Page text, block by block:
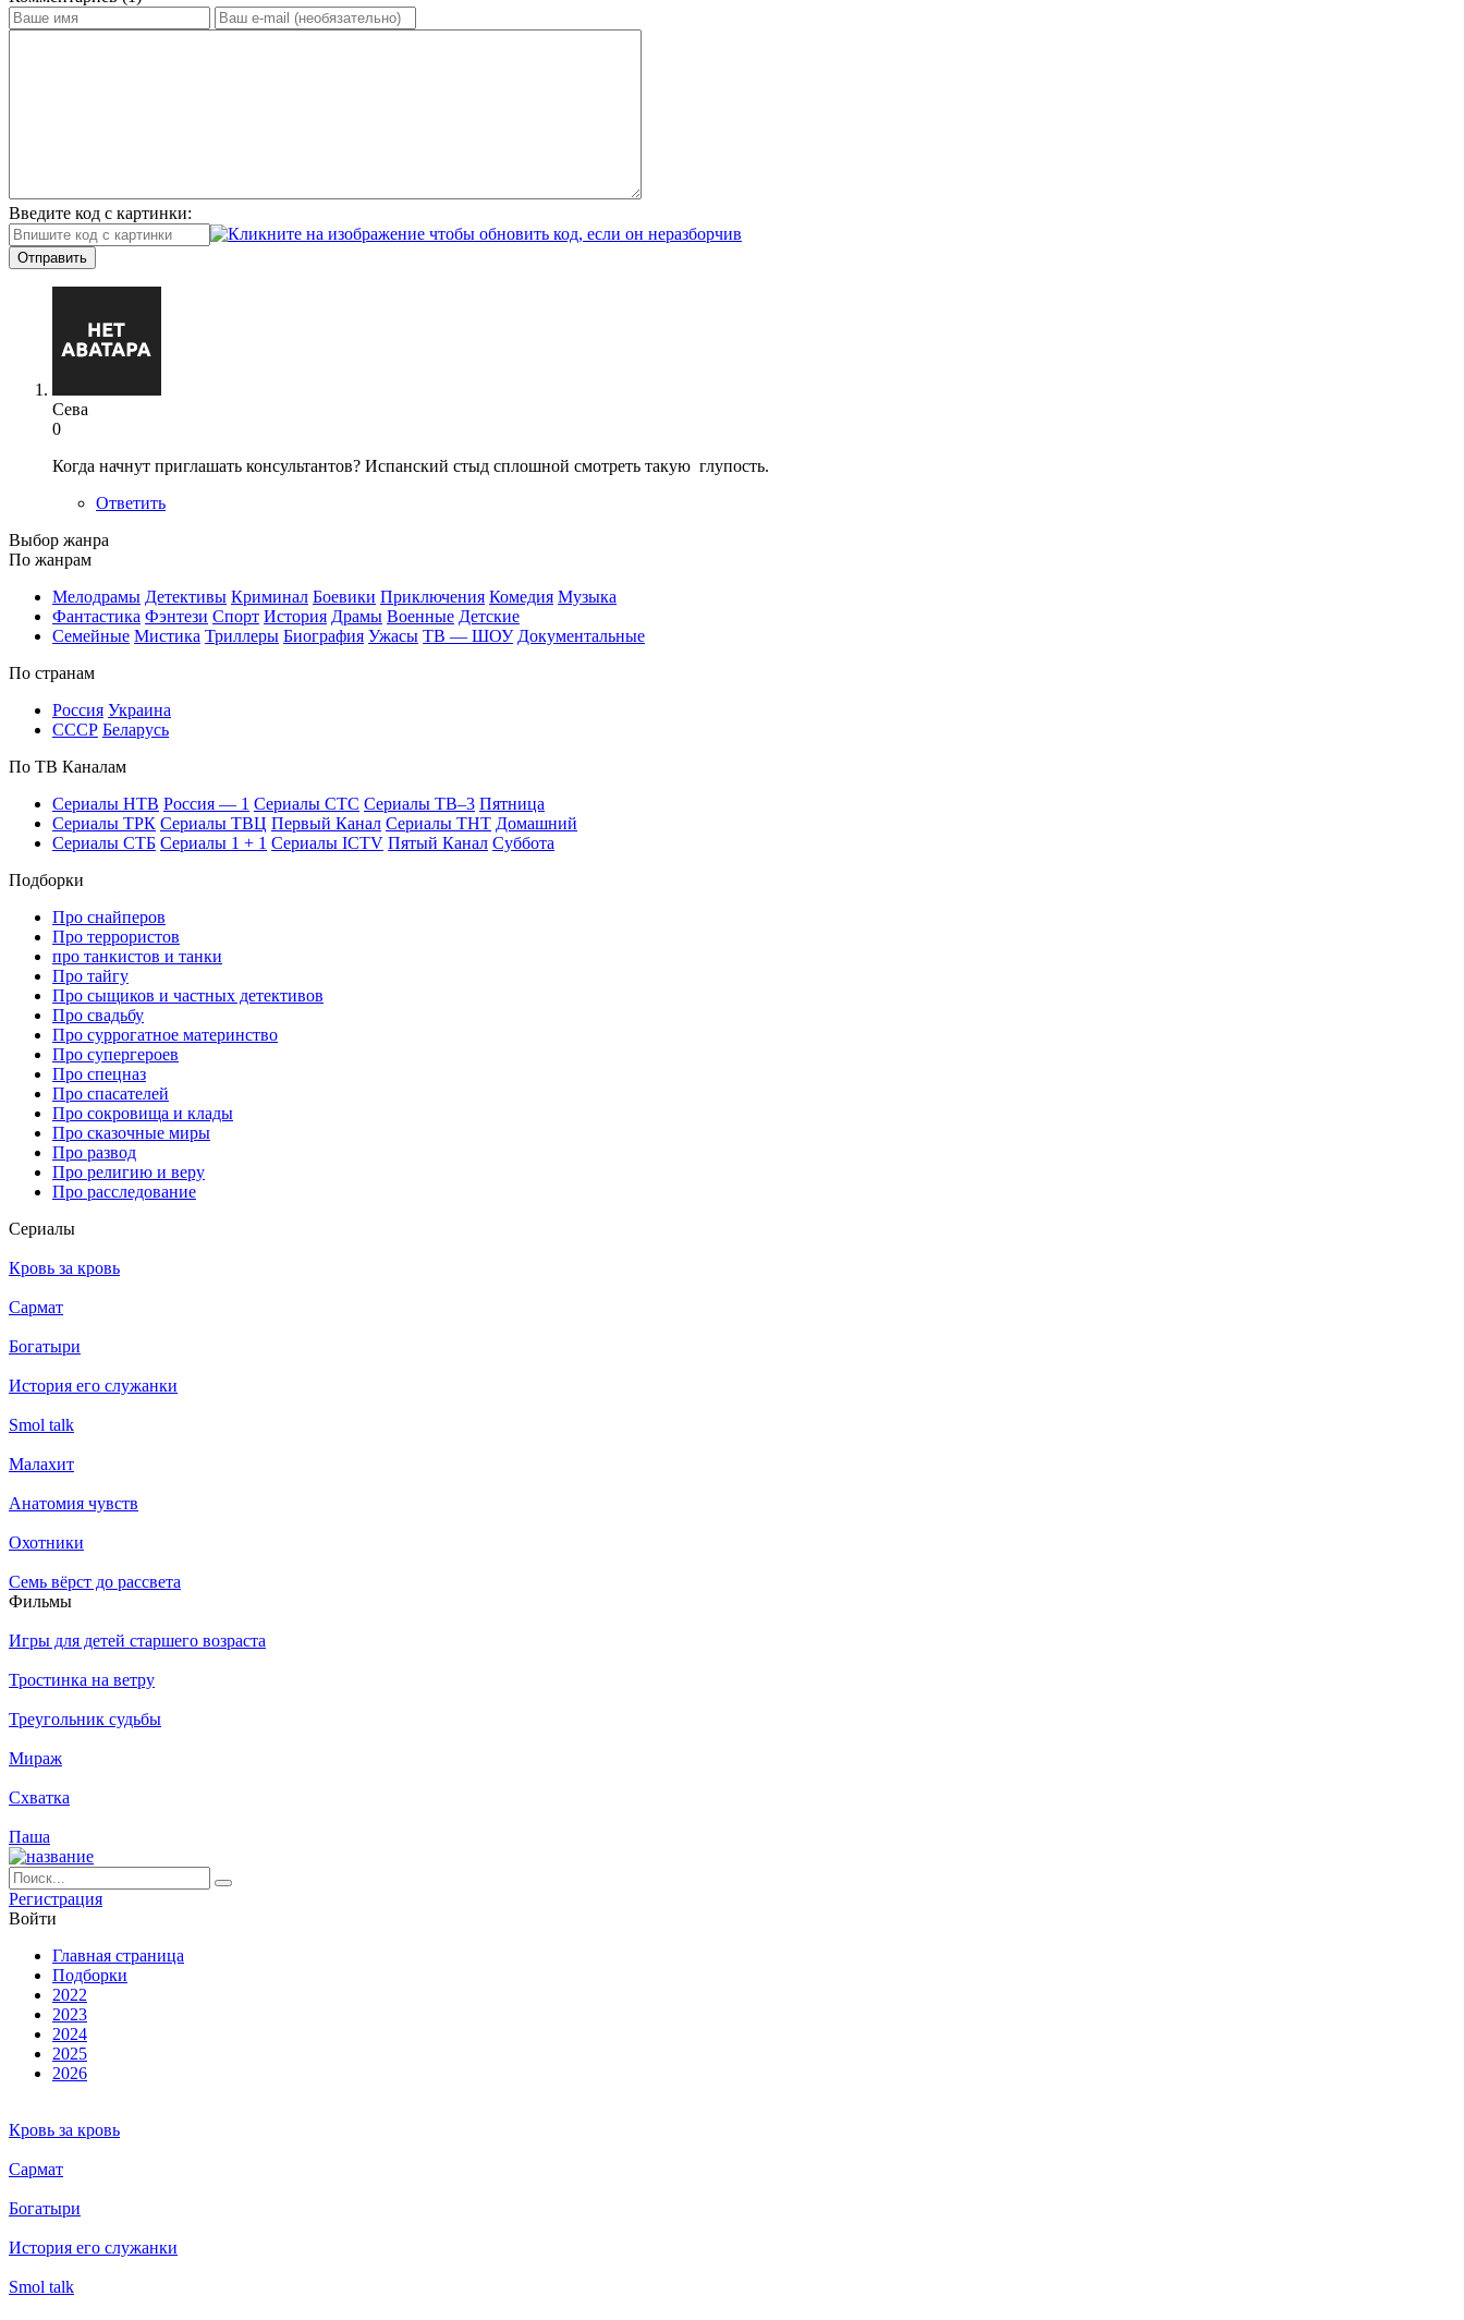
Введите код с картинки:
Отправить
Сева
0
Когда начнут приглашать консультантов? Испанский стыд сплошной смотреть такую глупость.
Ответить
Вы­бор жан­ра
По жан­рам
Ме­ло­дра­мы Де­тек­ти­вы Кри­ми­нал Бое­ви­ки При­клю­че­ния Ко­ме­дия Му­зы­ка
Фан­та­сти­ка Фэн­те­зи Спорт Ис­то­рия Дра­мы Во­ен­ные Дет­ские
Се­мей­ные Мис­ти­ка Трил­ле­ры Био­гра­фия Ужа­сы ТВ — ШОУ До­ку­мен­таль­ные
По стра­нам
Рос­сия Ук­раи­на
СССР Бе­ла­русь
По ТВ Ка­на­лам
Се­риа­лы НТВ Рос­сия — 1 Се­риа­лы СТС Се­риа­лы ТВ–3 Пят­ни­ца
Се­риа­лы ТРК Се­риа­лы ТВЦ Пер­вый Ка­нал Се­риа­лы ТНТ До­маш­ний
Се­риа­лы СТБ Се­риа­лы 1 + 1 Се­риа­лы ICTV Пя­тый Ка­нал Суб­бо­та
Подборки
Про снайперов
Про террористов
про танкистов и танки
Про тайгу
Про сыщиков и частных детективов
Про свадьбу
Про суррогатное материнство
Про супергероев
Про спецназ
Про спасателей
Про сокровища и клады
Про сказочные миры
Про развод
Про религию и веру
Про расследование
Се­риа­лы
Кровь за кровь
Сармат
Богатыри
История его служанки
Smol talk
Малахит
Анатомия чувств
Охотники
Семь вёрст до рассвета
Филь­мы
Игры для детей старшего возраста
Тростинка на ветру
Треугольник судьбы
Мираж
Схватка
Паша
Ре­ги­ст­ра­ция
Вой­ти
Глав­ная стра­ни­ца
Подборки
2022
2023
2024
2025
2026
Кровь за кровь
Сармат
Богатыри
История его служанки
Smol talk